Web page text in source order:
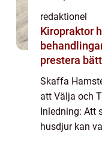
redaktionel
Kiropraktor häst när
prestera
Skaffa
att Välja och
Inledning: Att
husdjur kan